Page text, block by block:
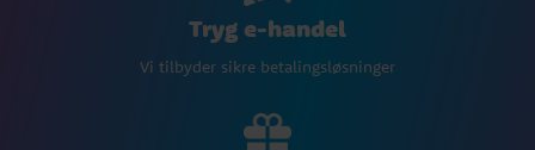
Tryg e-handel
Vi tilbyder sikre betalingsløsninger